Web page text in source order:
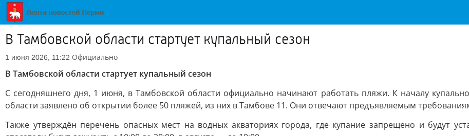
В Тамбовской области стартует купальный сезон
1 июня 2026, 11:22 Официально
В Тамбовской области стартует купальный сезон
С сегодняшнего дня, 1 июня, в Тамбовской области официально начинают работать пляжи. К началу
области заявлено об открытии более 50 пляжей, из них в Тамбове 11. Они отвечают предъявляемым
Также утверждён перечень опасных мест на водных акваториях города, где купание запрещено и будут